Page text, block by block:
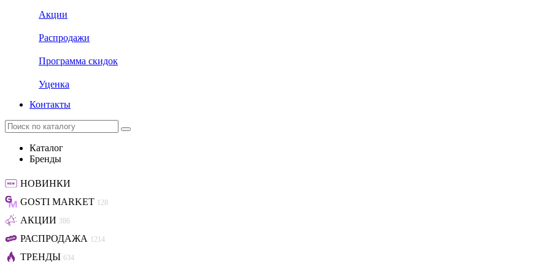
Акции
Распродажи
Программа скидок
Уценка
Контакты
Каталог
Бренды
НОВИНКИ
GOSTI MARKET 128
АКЦИИ 386
РАСПРОДАЖА 1214
ТРЕНДЫ 634